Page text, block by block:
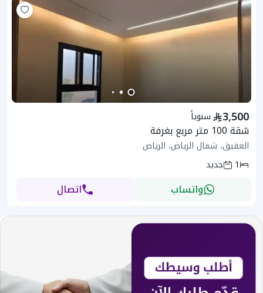
سنوياً 3,500
شقة 100 متر مربع بغرفة
العقيق، شمال الرياض، الرياض
1
جديد
واتساب اتصال